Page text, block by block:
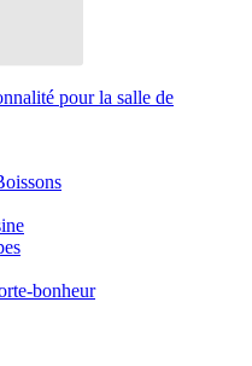
pour la salle de
bonheur